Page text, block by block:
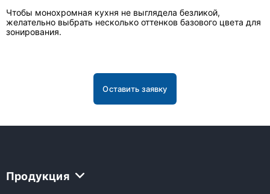
Чтобы монохромная кухня не выглядела безликой,
желательно выбрать несколько оттенков базового цвета для
зонирования.
Оставить заявку
Продукция